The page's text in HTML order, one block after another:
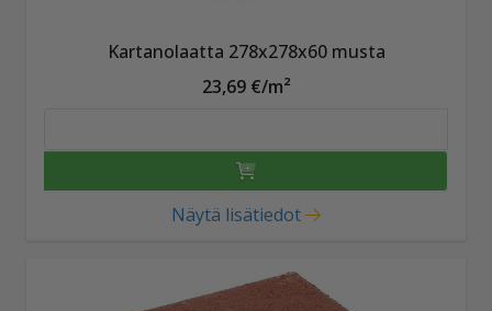
Kartanolaatta 278x278x60 musta
23,69 €/m²
Näytä lisätiedot